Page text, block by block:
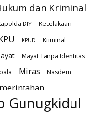
dan Kriminal
DIY
Kecelakaan
KPUD
Kriminal
Mayat Tanpa Identitas
Miras Nasdem
Gunugkidul